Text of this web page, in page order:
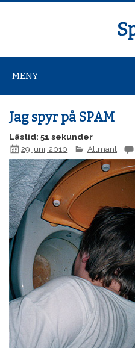
MENY
Jag spyr på SPAM
Lästid: 51 sekunder
29 juni, 2010
Allmänt